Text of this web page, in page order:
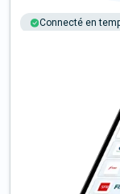
Connecté en